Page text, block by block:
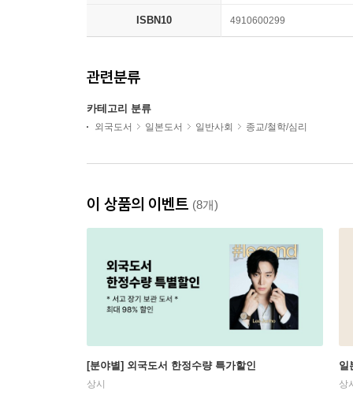
ISBN10 4910600299
관련분류
카테고리 분류
외국도서 일본도서 일반사회 종교/철학/심리
이 상품의 이벤트 (8개)
[분야별] 외국도서 한정수량 특가할인
상시
일
상